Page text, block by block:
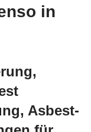
in
Asbest-